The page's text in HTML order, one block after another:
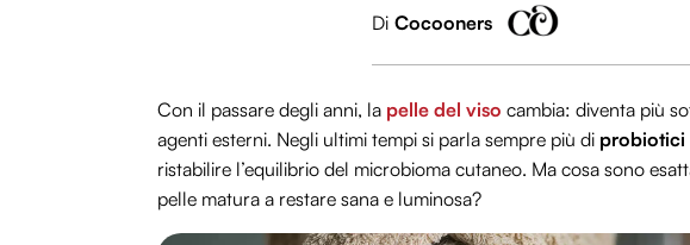
Di Cocooners
Con il passare degli anni, la pelle del viso cambia: diventa più
agenti esterni. Negli ultimi tempi si parla sempre più di probiotici
ristabilire l’equilibrio del microbioma cutaneo. Ma cosa sono
pelle matura a restare sana e luminosa?